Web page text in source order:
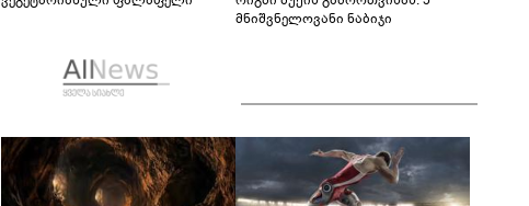
მნიშვნელოვანი ნაბიჯი